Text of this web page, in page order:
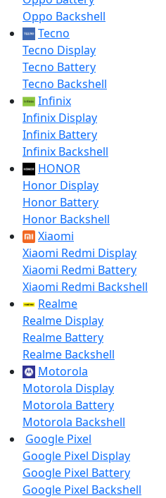
Oppo Backshell
Tecno
Tecno Display
Tecno Battery
Tecno Backshell
Infinix
Infinix Display
Infinix Battery
Infinix Backshell
HONOR
Honor Display
Honor Battery
Honor Backshell
Xiaomi
Xiaomi Redmi Display
Xiaomi Redmi Battery
Xiaomi Redmi Backshell
Realme
Realme Display
Realme Battery
Realme Backshell
Motorola
Motorola Display
Motorola Battery
Motorola Backshell
Google Pixel
Google Pixel Display
Google Pixel Battery
Google Pixel Backshell